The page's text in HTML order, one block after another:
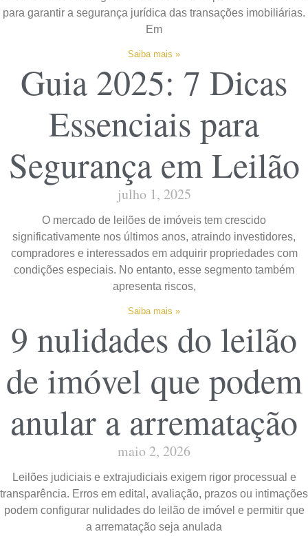
para garantir a segurança jurídica das transações imobiliárias.
Em
Saiba mais »
Guia 2025: 7 Dicas
Essenciais para
Segurança em Leilão
julho 1, 2025
O mercado de leilões de imóveis tem crescido
significativamente nos últimos anos, atraindo investidores,
compradores e interessados em adquirir propriedades com
condições especiais. No entanto, esse segmento também
apresenta riscos,
Saiba mais »
9 nulidades do leilão
de imóvel que podem
anular a arrematação
maio 2, 2026
Leilões judiciais e extrajudiciais exigem rigor processual e
transparência. Erros em edital, avaliação, prazos ou intimações
podem configurar nulidades do leilão de imóvel e permitir que
a arrematação seja anulada